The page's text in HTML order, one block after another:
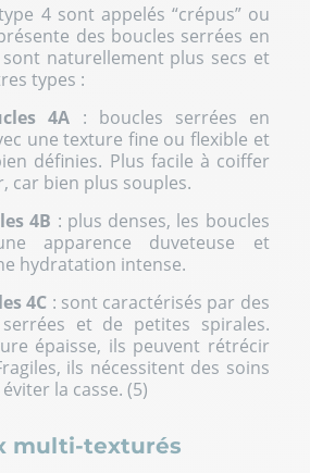
4 sont appelés “crépus” ou
des boucles serrées en
sont naturellement plus secs et
types :
4A : boucles serrées en
une texture fine ou flexible et
définies. Plus facile à coiffer
car bien plus souples.
4B : plus denses, les boucles
apparence duveteuse et
hydratation intense.
4C : sont caractérisés par des
et de petites spirales.
épaisse, ils peuvent rétrécir
ils nécessitent des soins
la casse. (5)
multi-texturés